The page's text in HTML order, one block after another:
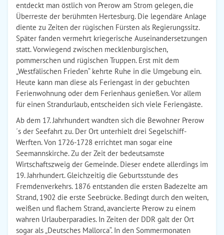
entdeckt man östlich von Prerow am Strom gelegen, die
Überreste der berühmten Hertesburg. Die legendäre Anlage
diente zu Zeiten der rügischen Fürsten als Regierungssitz.
Später fanden vermehrt kriegerische Auseinandersetzungen
statt. Vorwiegend zwischen mecklenburgischen,
pommerschen und rügischen Truppen. Erst mit dem
„Westfälischen Frieden“ kehrte Ruhe in die Umgebung ein.
Heute kann man diese als Feriengast in der gebuchten
Ferienwohnung oder dem Ferienhaus genießen. Vor allem
für einen Strandurlaub, entscheiden sich viele Feriengäste.
Ab dem 17. Jahrhundert wandten sich die Bewohner Prerow
´s der Seefahrt zu. Der Ort unterhielt drei Segelschiff-
Werften. Von 1726-1728 errichtet man sogar eine
Seemannskirche. Zu der Zeit der bedeutsamste
Wirtschaftszweig der Gemeinde. Dieser endete allerdings im
19. Jahrhundert. Gleichzeitig die Geburtsstunde des
Fremdenverkehrs. 1876 entstanden die ersten Badezelte am
Strand, 1902 die erste Seebrücke. Bedingt durch den weiten,
weißen und flachem Strand, avancierte Prerow zu einem
wahren Urlauberparadies. In Zeiten der DDR galt der Ort
sogar als „Deutsches Mallorca“. In den Sommermonaten